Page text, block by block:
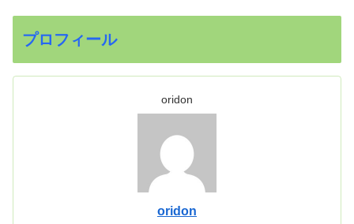
プロフィール
oridon
oridon